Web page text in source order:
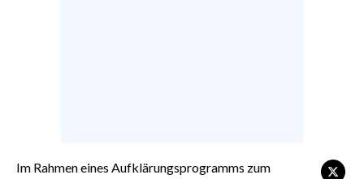
Im Rahmen eines Aufklärungsprogramms zum